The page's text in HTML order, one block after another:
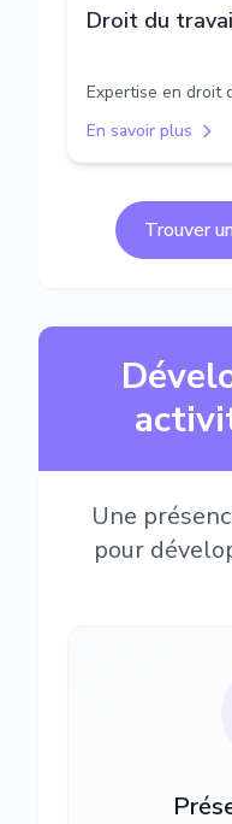
Droit du
Expertise en droit
En savoir plus
Trouver
Une
pour